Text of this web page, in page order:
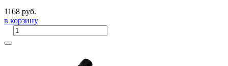
1168 руб.
в корзину